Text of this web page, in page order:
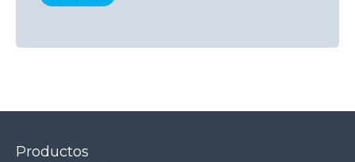
Productos